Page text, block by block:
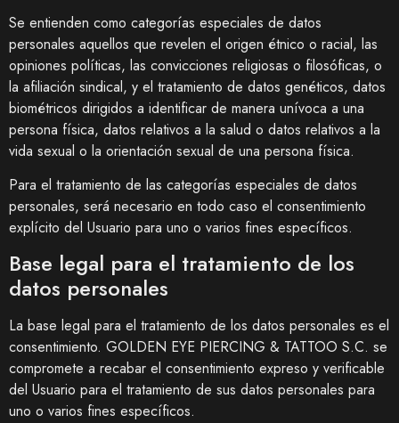
Se entienden como categorías especiales de datos
personales aquellos que revelen el origen étnico o racial, las
opiniones políticas, las convicciones religiosas o filosóficas, o
la afiliación sindical, y el tratamiento de datos genéticos, datos
biométricos dirigidos a identificar de manera unívoca a una
persona física, datos relativos a la salud o datos relativos a la
vida sexual o la orientación sexual de una persona física.
Para el tratamiento de las categorías especiales de datos
personales, será necesario en todo caso el consentimiento
explícito del Usuario para uno o varios fines específicos.
Base legal para el tratamiento de los
datos personales
La base legal para el tratamiento de los datos personales es el
consentimiento. GOLDEN EYE PIERCING & TATTOO S.C. se
compromete a recabar el consentimiento expreso y verificable
del Usuario para el tratamiento de sus datos personales para
uno o varios fines específicos.